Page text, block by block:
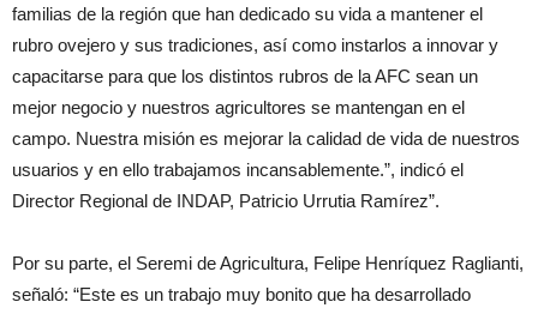
familias de la región que han dedicado su vida a mantener el
rubro ovejero y sus tradiciones, así como instarlos a innovar y
capacitarse para que los distintos rubros de la AFC sean un
mejor negocio y nuestros agricultores se mantengan en el
campo. Nuestra misión es mejorar la calidad de vida de nuestros
usuarios y en ello trabajamos incansablemente.”, indicó el
Director Regional de INDAP, Patricio Urrutia Ramírez”.
Por su parte, el Seremi de Agricultura, Felipe Henríquez Raglianti,
señaló: “Este es un trabajo muy bonito que ha desarrollado